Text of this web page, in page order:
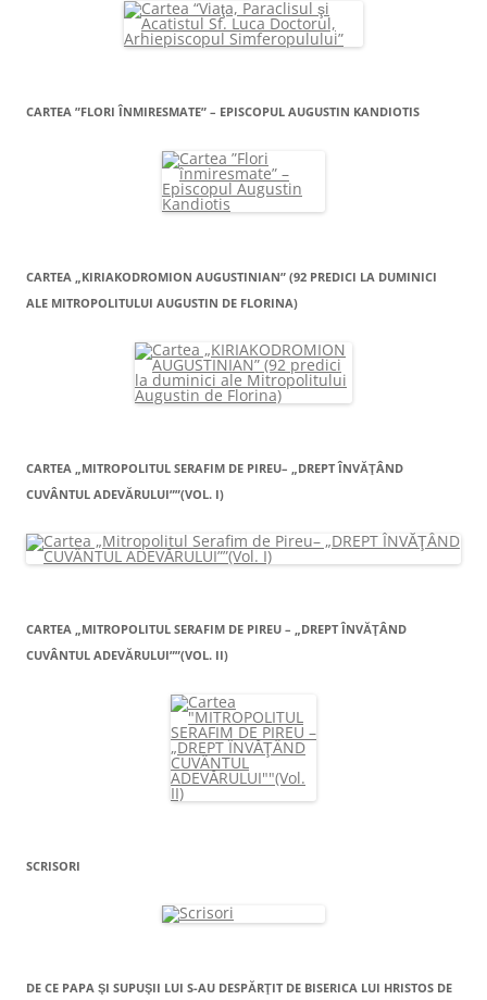
CARTEA ”FLORI ÎNMIRESMATE” – EPISCOPUL AUGUSTIN KANDIOTIS
CARTEA „KIRIAKODROMION AUGUSTINIAN” (92 PREDICI LA DUMINICI
ALE MITROPOLITULUI AUGUSTIN DE FLORINA)
CARTEA „MITROPOLITUL SERAFIM DE PIREU– „DREPT ÎNVĂŢÂND
CUVÂNTUL ADEVĂRULUI””(VOL. I)
CARTEA „MITROPOLITUL SERAFIM DE PIREU – „DREPT ÎNVĂŢÂND
CUVÂNTUL ADEVĂRULUI””(VOL. II)
SCRISORI
DE CE PAPA ŞI SUPUŞII LUI S-AU DESPĂRŢIT DE BISERICA LUI HRISTOS DE